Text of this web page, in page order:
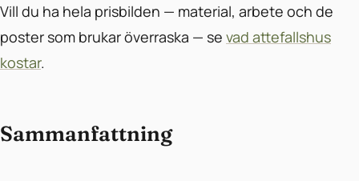
Vill du ha hela prisbilden — material, arbete och de
poster som brukar överraska — se vad attefallshus
kostar.
Sammanfattning